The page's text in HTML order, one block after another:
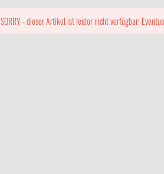
SORRY - dieser Artikel ist leider nicht verfügbar!